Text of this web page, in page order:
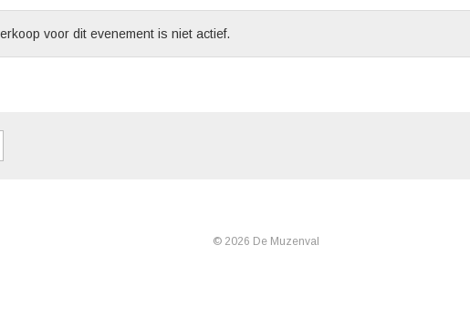
voor dit evenement is niet actief.
© 2026 De Muzenval